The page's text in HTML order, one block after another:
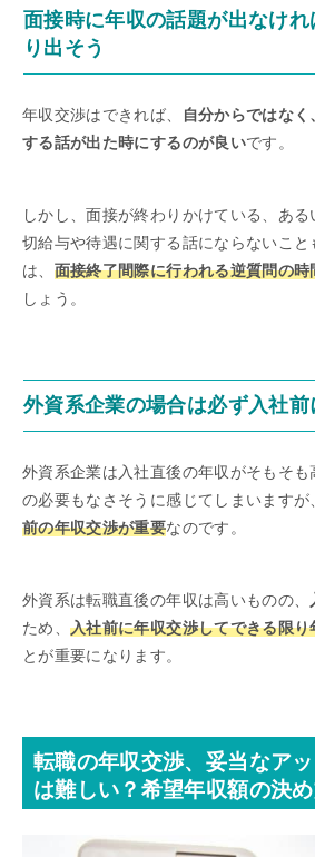
面接時に年収の話題が出なけれ
り出そう
年収交渉はできれば、
自分からではな
する話が出た時にするのが良いです。
しかし、面接が終わりかけている、あ
切給与や待遇に関する話にならないこと
は、 面接終了間際に行われる逆質問の
しょう。
外資系企業の場合は必ず入社前
外資系企業は入社直後の年収がそもそ
の必要もなさそうに感じてしまいますが
前の年収交渉が重要なのです。
外資系は転職直後の年収は高いものの、
ため、入社前に年収交渉してできる限
とが重要になります。
転職の年収交渉、妥当なア
は難しい？希望年収額の決